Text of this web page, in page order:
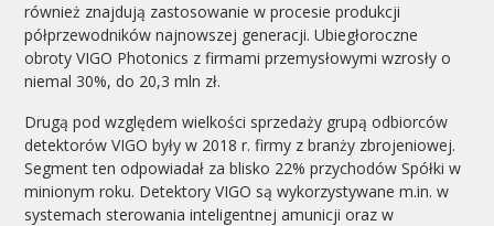
również znajdują zastosowanie w procesie produkcji
półprzewodników najnowszej generacji. Ubiegłoroczne
obroty VIGO Photonics z firmami przemysłowymi wzrosły o
niemal 30%, do 20,3 mln zł.
Drugą pod względem wielkości sprzedaży grupą odbiorców
detektorów VIGO były w 2018 r. firmy z branży zbrojeniowej.
Segment ten odpowiadał za blisko 22% przychodów Spółki w
minionym roku. Detektory VIGO są wykorzystywane m.in. w
systemach sterowania inteligentnej amunicji oraz w